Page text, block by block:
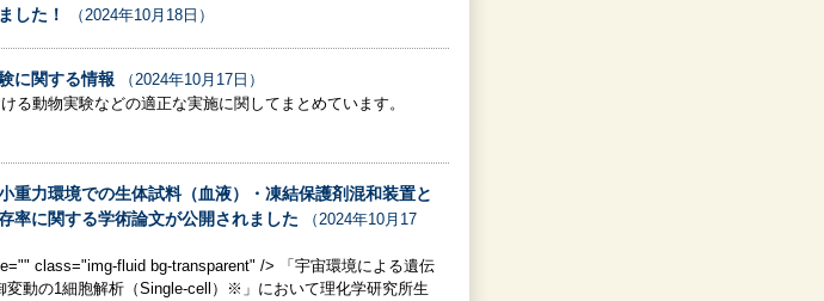
した！
（2024年10月18日）
に関する情報 （2024年10月17日）
る動物実験などの適正な実施に関してまとめています。
重力環境での生体試料（血液）・凍結保護剤混和装置と
率に関する学術論文が公開されました
（2024年10月17
class="img-fluid bg-transparent" /> 「宇宙環境による遺伝
変動の1細胞解析（Single-cell）※」において理化学研究所生